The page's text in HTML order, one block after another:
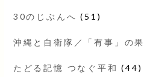
30のじぶんへ (51)
沖縄と自衛隊／「有事」の
たどる記憶 つなぐ平和 (44)